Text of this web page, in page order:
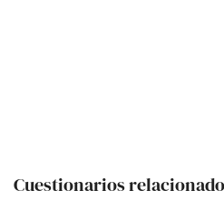
Cuestionarios